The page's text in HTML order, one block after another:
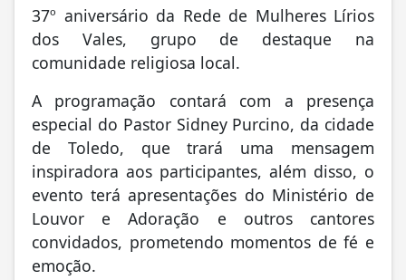
37º aniversário da Rede de Mulheres Lírios
dos Vales, grupo de destaque na
comunidade religiosa local.
A programação contará com a presença
especial do Pastor Sidney Purcino, da cidade
de Toledo, que trará uma mensagem
inspiradora aos participantes, além disso, o
evento terá apresentações do Ministério de
Louvor e Adoração e outros cantores
convidados, prometendo momentos de fé e
emoção.